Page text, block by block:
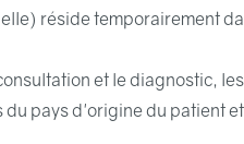
réside temporairement
et le diagnostic,
du pays d'origine du patient